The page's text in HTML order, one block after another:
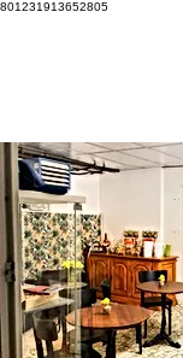
801231913652805